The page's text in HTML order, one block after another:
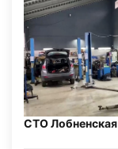
СТО Лобненская